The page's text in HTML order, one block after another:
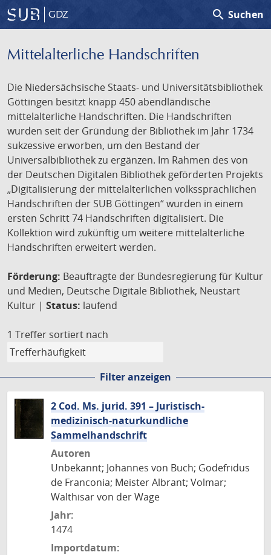
GDZ search Suchen
Mittelalterliche Handschriften
Die Niedersächsische Staats- und Universitätsbibliothek
Göttingen besitzt knapp 450 abendländische
mittelalterliche Handschriften. Die Handschriften
wurden seit der Gründung der Bibliothek im Jahr 1734
sukzessive erworben, um den Bestand der
Universalbibliothek zu ergänzen. Im Rahmen des von
der Deutschen Digitalen Bibliothek geförderten Projekts
„Digitalisierung der mittelalterlichen volkssprachlichen
Handschriften der SUB Göttingen“ wurden in einem
ersten Schritt 74 Handschriften digitalisiert. Die
Kollektion wird zukünftig um weitere mittelalterliche
Handschriften erweitert werden.
Förderung: Beauftragte der Bundesregierung für Kultur
und Medien, Deutsche Digitale Bibliothek, Neustart
Kultur | Status: laufend
1 Treffer sortiert nach
Filter anzeigen
2 Cod. Ms. jurid. 391 – Juristisch-
medizinisch-naturkundliche
Sammelhandschrift
Autoren
Unbekannt; Johannes von Buch; Godefridus
de Franconia; Meister Albrant; Volmar;
Walthisar von der Wage
Jahr:
1474
Importdatum: